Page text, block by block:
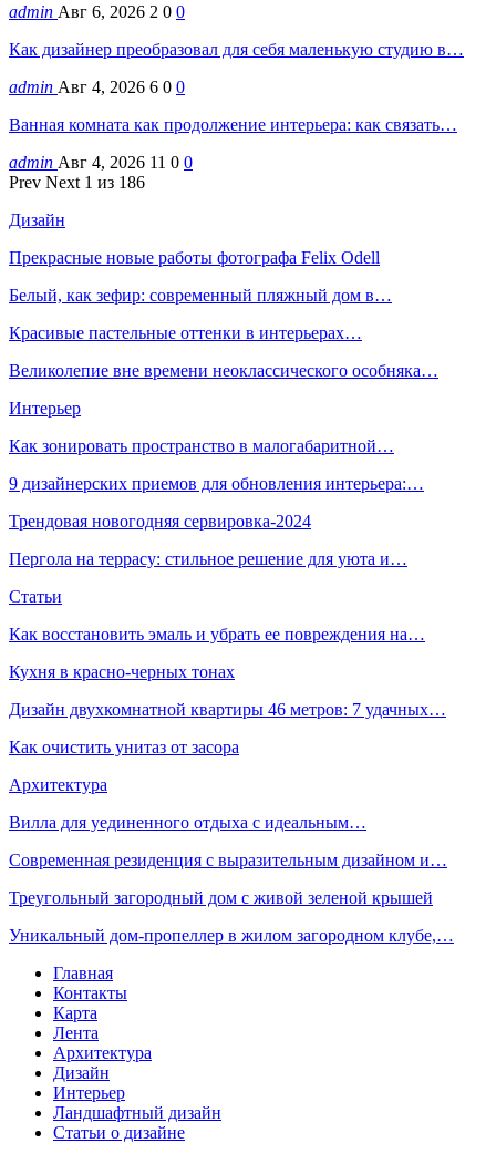
admin Авг 6, 2026 2 0 0
Как дизайнер преобразовал для себя маленькую студию в…
admin Авг 4, 2026 6 0 0
Ванная комната как продолжение интерьера: как связать…
admin Авг 4, 2026 11 0 0
Prev Next 1 из 186
Дизайн
Прекрасные новые работы фотографа Felix Odell
Белый, как зефир: современный пляжный дом в…
Красивые пастельные оттенки в интерьерах…
Великолепие вне времени неоклассического особняка…
Интерьер
Как зонировать пространство в малогабаритной…
9 дизайнерских приемов для обновления интерьера:…
Трендовая новогодняя сервировка-2024
Пергола на террасу: стильное решение для уюта и…
Статьи
Как восстановить эмаль и убрать ее повреждения на…
Кухня в красно-черных тонах
Дизайн двухкомнатной квартиры 46 метров: 7 удачных…
Как очистить унитаз от засора
Архитектура
Вилла для уединенного отдыха с идеальным…
Современная резиденция с выразительным дизайном и…
Треугольный загородный дом с живой зеленой крышей
Уникальный дом-пропеллер в жилом загородном клубе,…
Главная
Контакты
Карта
Лента
Архитектура
Дизайн
Интерьер
Ландшафтный дизайн
Статьи о дизайне